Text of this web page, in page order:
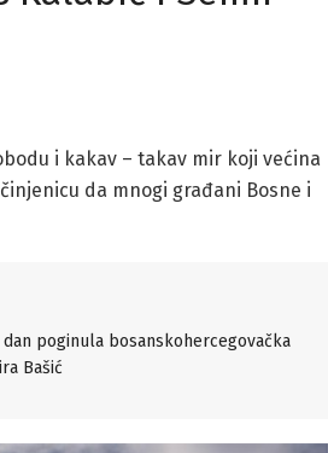
i kakav – takav mir koji većina
da mnogi građani Bosne i
dan poginula bosanskohercegovačka
Bašić